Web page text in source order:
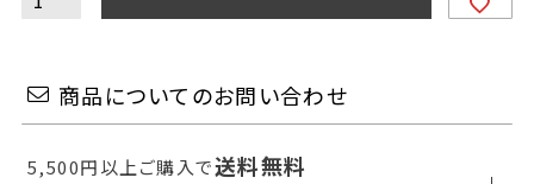
商品についてのお問い合わせ
5,500円以上ご購入で送料無料